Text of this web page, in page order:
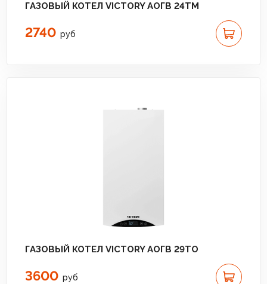
ГАЗОВЫЙ КОТЕЛ VICTORY АОГВ 24TM
2740 руб
ГАЗОВЫЙ КОТЕЛ VICTORY АОГВ 29TO
3600 руб